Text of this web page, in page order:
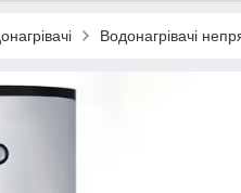
Водонагрівачі